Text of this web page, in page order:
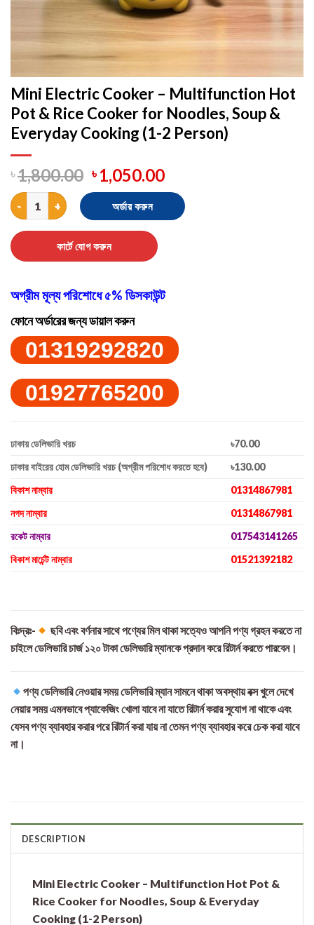
Mini Electric Cooker – Multifunction Hot
Pot & Rice Cooker for Noodles, Soup &
Everyday Cooking (1-2 Person)
৳1,800.00 ৳ 1,050.00
Mini Electric Cooker – Multifunction Hot Pot & Rice Cooker for
অর্ডার করুন
কার্টে যোগ করুন
অগ্রীম মূল্য পরিশোধে ৫% ডিসকাউন্ট
ফোনে অর্ডারের জন্য ডায়াল করুন
01319292820
01927765200
ঢাকায় ডেলিভারি খরচ
৳70.00
ঢাকার বাইরের হোম ডেলিভারি খরচ (অগ্রীম পরিশোধ করতে হবে)
৳130.00
বিকাশ নাম্বার
01314867981
নগদ নাম্বার
01314867981
রকেট নাম্বার
017543141265
বিকাশ মার্চেন্ট নাম্বার
01521392182
বিঃদ্রঃ-
ছবি এবং বর্ণনার সাথে পণ্যের মিল থাকা সত্যেও আপনি পণ্য গ্রহন করতে না
চাইলে ডেলিভারি চার্জ ১২০ টাকা ডেলিভারি ম্যানকে প্রদান করে রিটার্ন করতে পারবেন।
পণ্য ডেলিভারি নেওয়ার সময় ডেলিভারি ম্যান সামনে থাকা অবস্থায় বক্স খুলে দেখে
নেয়ার সময় এমনভাবে প্যাকেজিং খোলা যাবে না যাতে রিটার্ন করার সুযোগ না থাকে এবং
যেসব পণ্য ব্যাবহার করার পরে রিটার্ন করা যায় না তেমন পণ্য ব্যাবহার করে চেক করা যাবে
না।
DESCRIPTION
Mini Electric Cooker – Multifunction Hot Pot &
Rice Cooker for Noodles, Soup & Everyday
Cooking (1-2 Person)